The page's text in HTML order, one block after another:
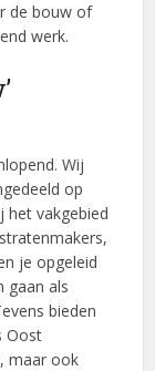
de bouw of
werk.
Wij
op
het vakgebied
je opgeleid
gaan als
bieden
Oost
maar ook